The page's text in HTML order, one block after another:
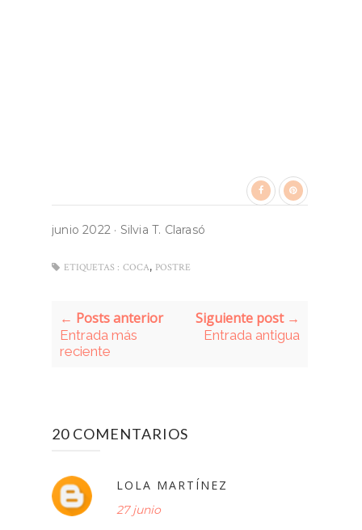
junio 2022 · Silvia T. Clarasó
ETIQUETAS : COCA, POSTRE
← Posts anterior
Entrada más
reciente
Siguiente post →
Entrada antigua
20 COMENTARIOS
LOLA MARTÍNEZ
27 junio